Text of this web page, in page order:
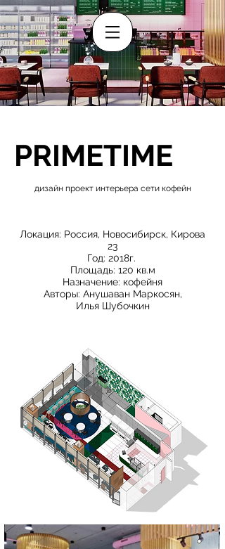
PRIMETIME
дизайн проект интерьера сети кофейн
Локация: Россия, Новосибирск, Кирова
23
Год: 2018г.
Площадь: 120 кв.м
Назначение: кофейня
Авторы: Анушаван Маркосян,
Илья Шубочкин